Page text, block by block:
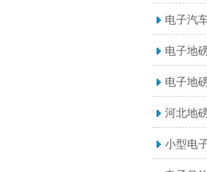
电子汽
电子地
电子地
河北地
小型电